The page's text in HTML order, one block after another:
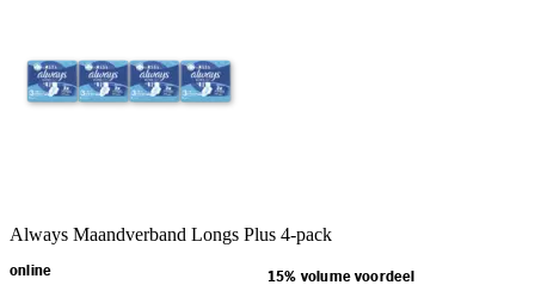
Always Maandverband Longs Plus 4-pack
online 15% volume voordeel